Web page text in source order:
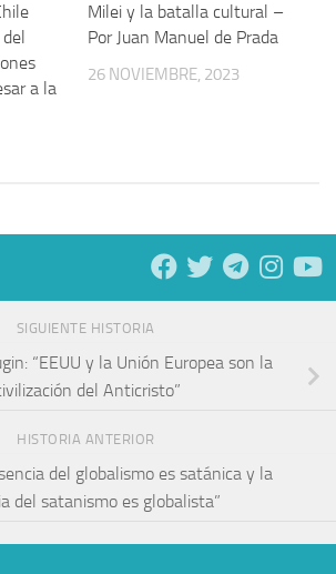
a la
Milei y la batalla cultural –
Por Juan Manuel de Prada
26 NOVIEMBRE, 2023
SIGUIENTE HISTORIA
“EEUU y la Unión Europea son la
del Anticristo”
HISTORIA ANTERIOR
del globalismo es satánica y la
del satanismo es globalista”